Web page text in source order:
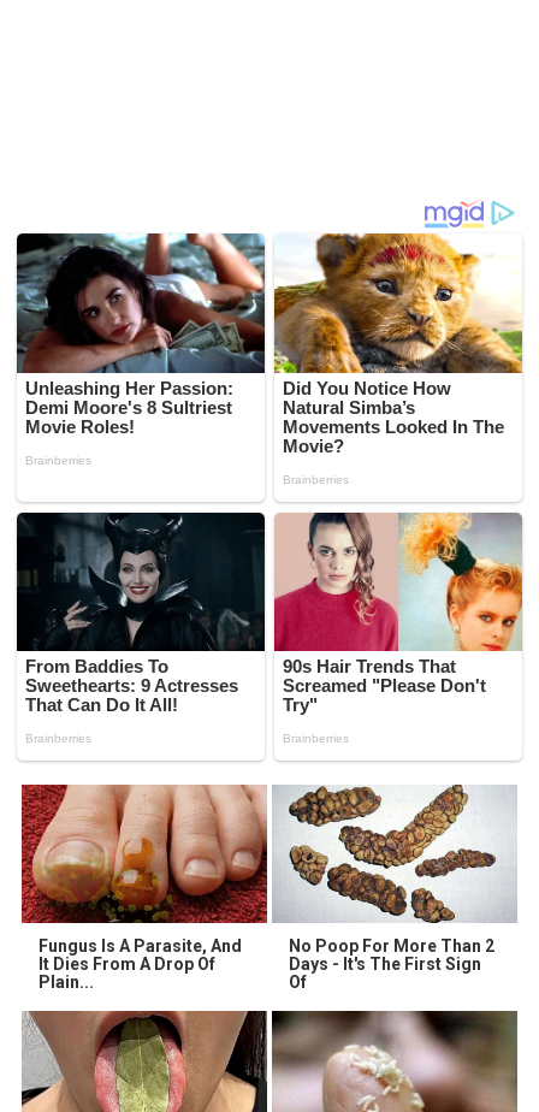
Fungus Is A Parasite, And
It Dies From A Drop Of
Plain...
No Poop For More Than 2
Days - It's The First Sign
Of